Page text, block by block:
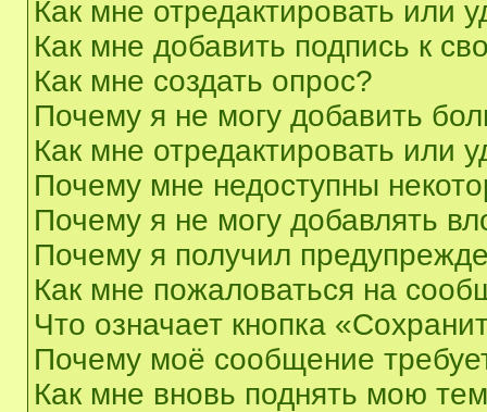
Как мне отредактировать или
Как мне добавить подпись к
Как мне создать опрос?
Почему я не могу добавить
Как мне отредактировать или
Почему мне недоступны
Почему я не могу добавлять
Почему я получил
Как мне пожаловаться на
Что означает кнопка
Почему моё сообщение
Как мне вновь поднять мою